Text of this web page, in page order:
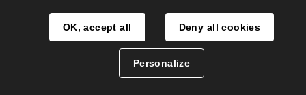
Traitement des données
Mentions légales
Suivez-nous :
OK, accept all Deny all cookies
Personalize